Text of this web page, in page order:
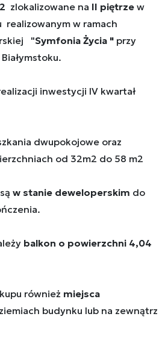
zlokalizowane na II piętrze w
realizowanym w ramach
"Symfonia Życia " przy
inwestycji IV kwartał
dwupokojowe oraz
od 32m2 do 58 m2
w stanie deweloperskim do
balkon o powierzchni 4,04
również miejsca
budynku lub na zewnątrz